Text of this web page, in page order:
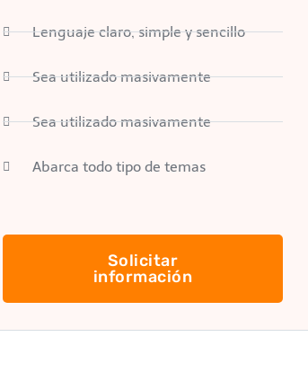
Lenguaje claro, simple y sencillo
Sea utilizado masivamente
Sea utilizado masivamente
Abarca todo tipo de temas
Solicitar
información